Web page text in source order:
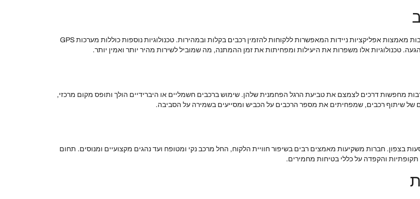
השפעת הטכנולוגיה על שירותי רכב להסעות בצפון היא עצומה. חברות רבות מאמצות אפליקציות ניידות המאפשרות ללקוחות להזמין רכבים בקלות ובמהירות. טכנולוגיות נוספות כוללות מערכות GPS
טכנולוגיות אלו משפרות את היעילות ומפחיתות את זמן ההמתנה, מה שמוביל לשירות מהיר יותר ואמין יותר.
מחפשות דרכים לצמצם את טביעת הרגל הפחמנית שלהן. שימוש ברכבים חשמליים או היברידיים הולך ותופס מקום מרכזי,
של שיתוף רכבים, שמפחיתים את מספר הרכבים על הכביש ומסייעים בשמירה על הסביבה.
בצפון. חברות משקיעות מאמצים רבים בשיפור חוויית הלקוח, החל מרכב נקי ומטופח ועד נהגים מקצועיים ומנוסים. תחום
והקפדה על כללי בטיחות מחמירים.